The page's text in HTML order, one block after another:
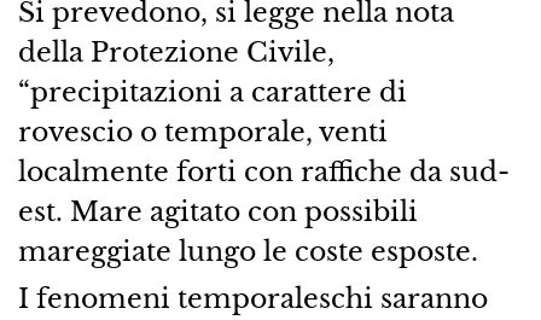
Si prevedono, si legge nella nota
della Protezione Civile,
“precipitazioni a carattere di
rovescio o temporale, venti
localmente forti con raffiche da sud-
est. Mare agitato con possibili
mareggiate lungo le coste esposte.
I fenomeni temporaleschi saranno